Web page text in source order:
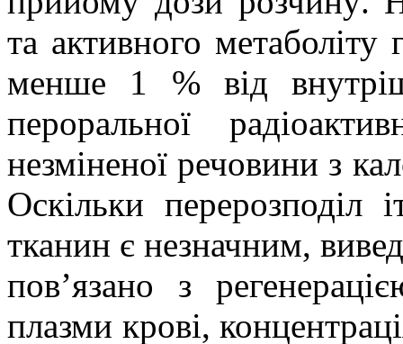
та активного метаболіту
менше 1 % від
пероральної
незміненої речовини з
Оскільки перерозподіл
тканин є незначним,
пов’язано з
плазми крові,